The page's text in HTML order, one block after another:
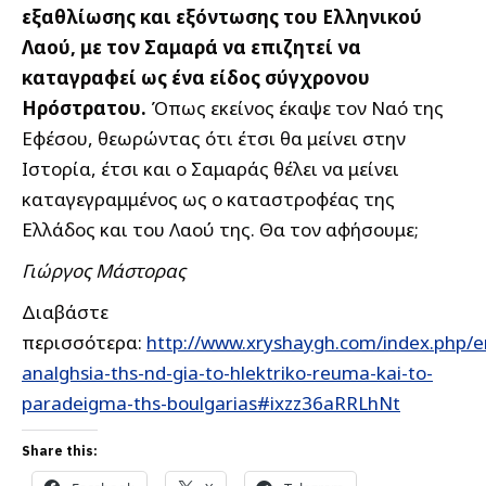
εξαθλίωσης και εξόντωσης του Ελληνικού
Λαού, με τον Σαμαρά να επιζητεί να
καταγραφεί ως ένα είδος σύγχρονου
Ηρόστρατου. Όπως εκείνος έκαψε τον Ναό της
Εφέσου, θεωρώντας ότι έτσι θα μείνει στην
Ιστορία, έτσι και ο Σαμαράς θέλει να μείνει
καταγεγραμμένος ως ο καταστροφέας της
Ελλάδος και του Λαού της. Θα τον αφήσουμε;
Γιώργος Μάστορας
Διαβάστε
περισσότερα: http://www.xryshaygh.com/index.php/
analghsia-ths-nd-gia-to-hlektriko-reuma-kai-to-
paradeigma-ths-boulgarias#ixzz36aRRLhNt
Share this: